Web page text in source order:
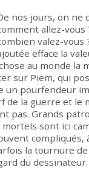
nos jours, on ne
allez-vous
valez-vous
efface la
au monde la
sur Piem, qui
un pourfendeur
de la guerre et le
pas. Grands
sont ici
compliqués,
la tournure
du dessinateur.